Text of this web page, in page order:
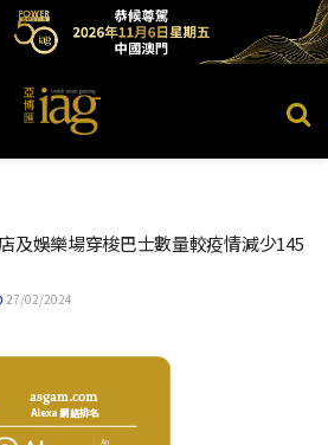
及娛樂場穿梭巴士數量較疫情減少145
27/02/2024